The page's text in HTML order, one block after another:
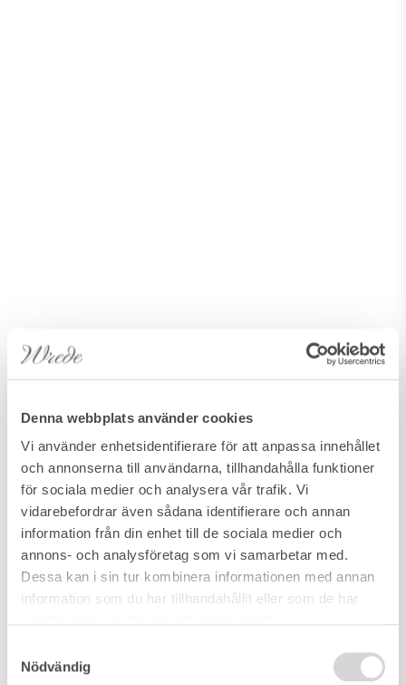
Denna webbplats använder cookies
Vi använder enhetsidentifierare för att anpassa innehållet
och annonserna till användarna, tillhandahålla funktioner
för sociala medier och analysera vår trafik. Vi
vidarebefordrar även sådana identifierare och annan
information från din enhet till de sociala medier och
annons- och analysföretag som vi samarbetar med.
Dessa kan i sin tur kombinera informationen med annan
information som du har tillhandahållit eller som de har
Nödvändig